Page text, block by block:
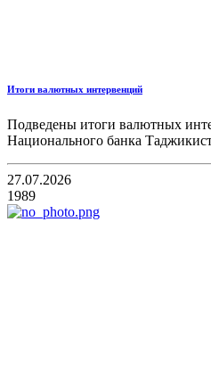
Итоги валютных интервенций
Подведены итоги валютных
Национального банка
27.07.2026
1989